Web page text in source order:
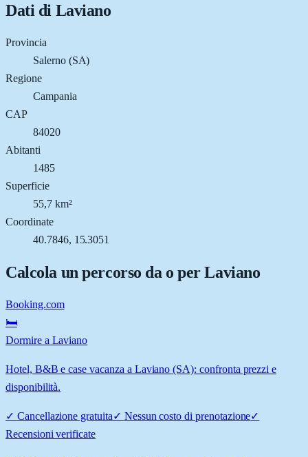
Dati di Laviano
Provincia
Salerno (SA)
Regione
Campania
CAP
84020
Abitanti
1485
Superficie
55,7 km²
Coordinate
40.7846, 15.3051
Calcola un percorso da o perLaviano
Booking.com
🛏️
Dormire a Laviano
Hotel, B&B e case vacanza a Laviano (SA): confronta prezzi e
disponibilità.
✓ Cancellazione gratuita✓ Nessun costo di prenotazione✓
Recensioni verificate